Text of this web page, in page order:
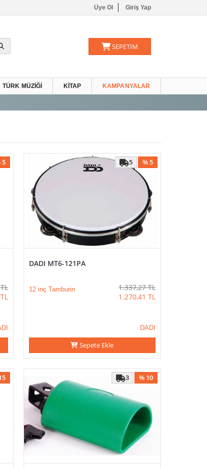
Üye Ol Giriş Yap
SEPETİM
TÜRK MÜZIĞI KITAP KAMPANYALAR
5
TL
TL
% 5
5
DADI MT6-121PA
12 inç Tamburin 1.337,27 TL
1.270,41 TL
DADI
Sepete Ekle
% 10
3